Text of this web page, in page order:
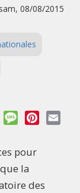
08/08/2015
Viber MessagePinterest
pour
la
des